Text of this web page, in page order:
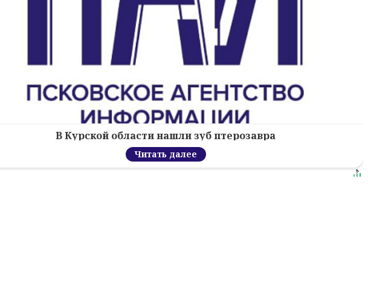
В Курской области нашли зуб птерозавра
Читать далее